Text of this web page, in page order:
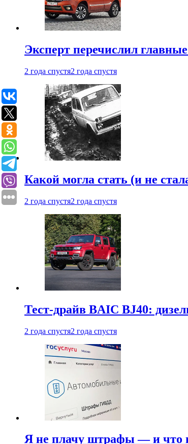
Эксперт перечислил
2 года спустя2 года спустя
Какой могла стать (и не
2 года спустя2 года спустя
Тест-драйв BAIC BJ40:
2 года спустя2 года спустя
Я не плачу штрафы — и что